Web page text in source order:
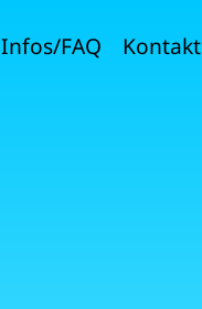
Infos/FAQ Kontakt